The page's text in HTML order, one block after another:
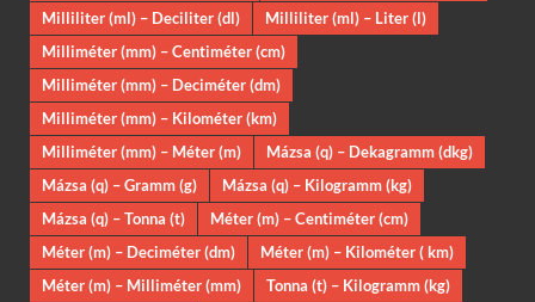
Milliliter (ml) – Deciliter (dl)
Milliliter (ml) – Liter (l)
Milliméter (mm) – Centiméter (cm)
Milliméter (mm) – Deciméter (dm)
Milliméter (mm) – Kilométer (km)
Milliméter (mm) – Méter (m)
Mázsa (q) – Dekagramm (dkg)
Mázsa (q) – Gramm (g)
Mázsa (q) – Kilogramm (kg)
Mázsa (q) – Tonna (t)
Méter (m) – Centiméter (cm)
Méter (m) – Deciméter (dm)
Méter (m) – Kilométer ( km)
Méter (m) – Milliméter (mm)
Tonna (t) – Kilogramm (kg)